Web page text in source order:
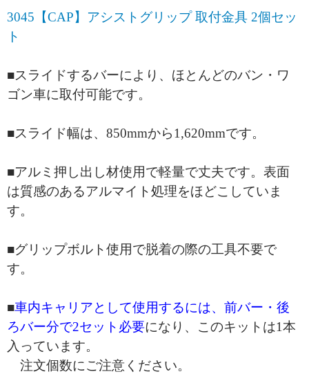
3045【CAP】アシストグリップ 取付金具 2個セッ
ト
■スライドするバーにより、ほとんどのバン・ワ
ゴン車に取付可能です。
■スライド幅は、850mmから1,620mmです。
■アルミ押し出し材使用で軽量で丈夫です。表面
は質感のあるアルマイト処理をほどこしていま
す。
■グリップボルト使用で脱着の際の工具不要で
す。
■車内キャリアとして使用するには、前バー・後
ろバー分で2セット必要になり、このキットは1本
入っています。
注文個数にご注意ください。